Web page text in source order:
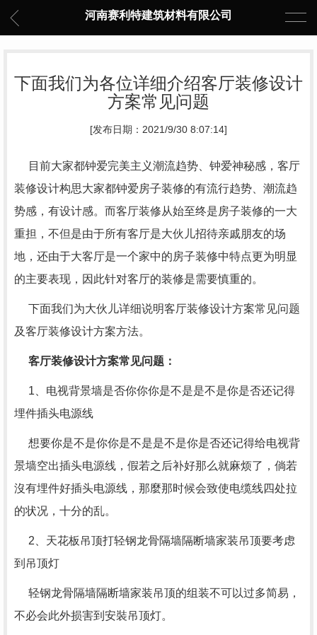
河南赛利特建筑材料有限公司
下面我们为各位详细介绍客厅装修设计
方案常见问题
[发布日期：2021/9/30 8:07:14]
目前大家都钟爱完美主义潮流趋势、钟爱神秘感，客厅
装修设计构思大家都钟爱房子装修的有流行趋势、潮流趋
势感，有设计感。而客厅装修从始至终是房子装修的一大
重担，不但是由于所有客厅是大伙儿招待亲戚朋友的场
地，还由于大客厅是一个家中的房子装修中特点更为明显
的主要表现，因此针对客厅的装修是需要慎重的。
下面我们为大伙儿详细说明客厅装修设计方案常见问题
及客厅装修设计方案方法。
客厅装修设计方案常见问题：
1、电视背景墙是否你你你是不是是不是你是否还记得
埋件插头电源线
想要你是不是你你是不是是不是你是否还记得给电视背
景墙空出插头电源线，假若之后补好那么就麻烦了，倘若
沒有埋件好插头电源线，那麼那时候会致使电缆线四处拉
的状况，十分的乱。
2、天花板吊顶打轻钢龙骨隔墙隔断墙家装吊顶要考虑
到吊顶灯
轻钢龙骨隔墙隔断墙家装吊顶的组装不可以过多简易，
不必会此外损害到安裝吊顶灯。